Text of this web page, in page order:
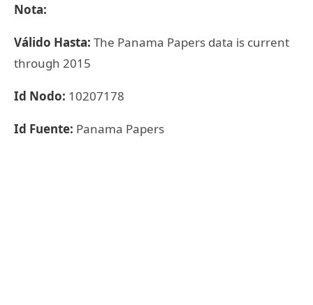
Nota:
Válido Hasta: The Panama Papers data is current
through 2015
Id Nodo: 10207178
Id Fuente: Panama Papers